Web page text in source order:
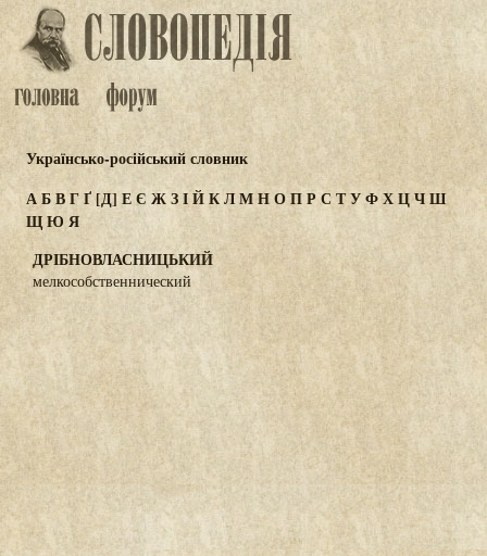
Українсько-російський словник
АБВГҐ[Д] ЕЄ ЖЗІЙКЛМНОПР С ТУФХЦЧШ
ЩЮ Я
ДРІБНОВЛАСНИЦЬКИЙ
мелкособственнический